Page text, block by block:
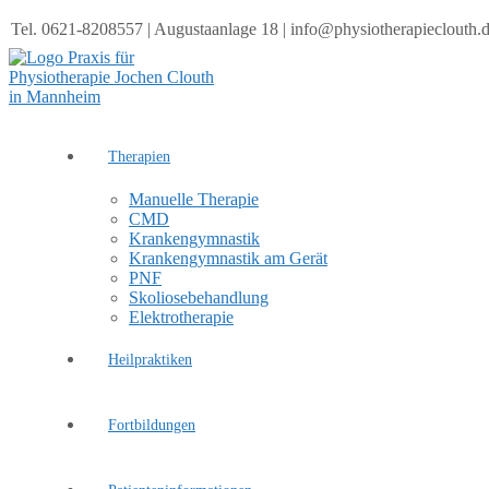
Tel. 0621-8208557 | Augustaanlage 18 |
Therapien
Manuelle Therapie
CMD
Krankengymnastik
Krankengymnastik am Gerät
PNF
Skoliosebehandlung
Elektrotherapie
Heilpraktiken
Fortbildungen